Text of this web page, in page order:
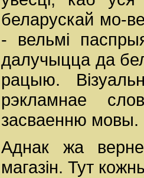
беларускай мо-
- вельмі
далучыцца да
рацыю.
рэкламнае
засваенню мовы.
Аднак жа
магазін. Тут